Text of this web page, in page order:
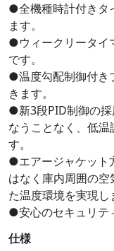
●全機種時計付きタ
ます。
●ウィークリータイ
です。
●温度勾配制御付き
きます。
●新3段PID制御の採
なうことなく、低
す。
●エアージャケット
はなく庫内周囲の
た温度環境を実現し
●安心のセキュリテ
仕様